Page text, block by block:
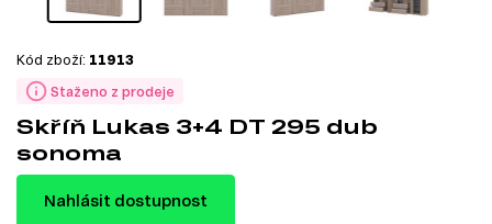
Staženo z prodeje
Kód zboží: 11913
Skříň Lukas 3+4 DT 295 dub
sonoma
Nahlásit dostupnost